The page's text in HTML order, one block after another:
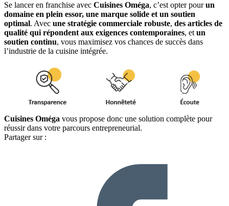
Se lancer en franchise avec Cuisines Oméga, c’est opter pourun
domaine en plein essor, une marque solide et un soutien
optimal. Avec une stratégie commerciale robuste, des articles de
qualité qui répondent aux exigences contemporaines, et un
soutien continu, vous maximisez vos chances de succès dans
l’industrie de la cuisine intégrée.
Cuisines Oméga vous propose donc une solution complète pour
réussir dans votre parcours entrepreneurial.
Partager sur :